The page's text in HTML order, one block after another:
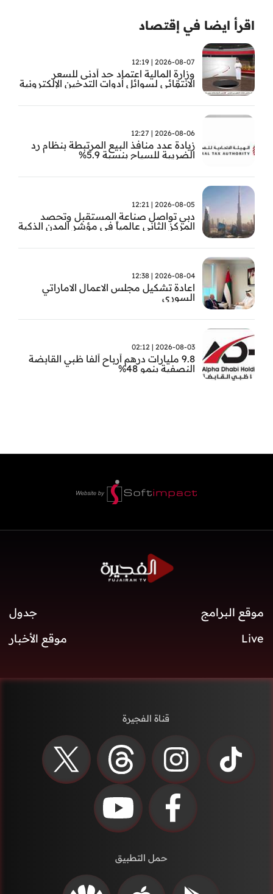
اقرأ ايضا في إقتصاد
2026-08-07 | 12:19
وزارة المالية اعتماد حد أدنى للسعر
الانتقائي لسوائل أدوات التدخين الإلكترونية
2026-08-06 | 12:27
زيادة عدد منافذ البيع المرتبطة بنظام رد
الضريبة للسياح بنسبة 5.9%
2026-08-05 | 12:21
دبي تواصل صناعة المستقبل وتحصد
المركز الثاني عالمياً في مؤشر المدن الذكية
2026-08-04 | 12:38
اعادة تشكيل مجلس الاعمال الاماراتي
السوري
2026-08-03 | 02:12
9.8 مليارات درهم أرباح ألفا ظبي القابضة
النصفية بنمو 48%
موقع البرامج
جدول
Live
موقع الأخبار
قناة الفجيرة
حمل التطبيق